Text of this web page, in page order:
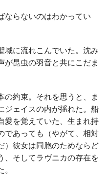
らないのはわかってい
に流れこんでいた。沈み
が昆虫の羽音と共にこだま
約束。それを思うと、ま
ジェイスの内が揺れた。船
愛を覚えていた、生まれ持
であっても（やがて、相対
）彼女は同胞のためならど
、そしてラヴニカの存在を